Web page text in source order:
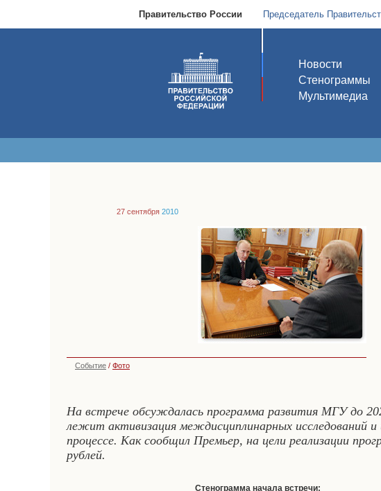
Правительство России Председатель
Новости
Стенограммы
Мультимедиа
27 сентября 2010
Событие / Фото
На встрече обсуждалась программа развития МГУ до
лежит активизация междисциплинарных исследований
процессе. Как сообщил Премьер, на цели реализации
рублей.
Стенограмма начала встречи: